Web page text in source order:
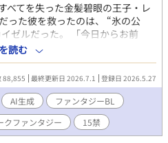
べてを失った金髪碧眼の王子・レ
った彼を救ったのは、 “氷の公
ゼルだった。 「今日からお前
子と、冷酷で孤独な公爵。 敵同士
愛に囚われていく――。 ※挿絵も
チが変わります。 【作者コメン
ーを考えていきます。 一部設定が
表現の仕方や言葉に違和感があ
ます。 ド素人の駄作なので、自
ポリスの場所をお借りします🙇‍♂️
方すみません。 長年漫画を読み
読む
88,855 最終更新日 2026.7.1 登録日 2026.5.27
AI生成
ファンタジーBL
クファンタジー 15禁